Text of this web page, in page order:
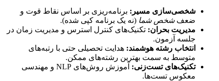
شخصی‌سازی مسیر: برنامه‌ریزی بر اساس نقاط قوت و
ضعفشخص شما (نه یک برنامه کپی شده).
مدیریت بحران: تکنیک‌های کنترل استرس و مدیریت زمان در
جلسه آزمون.
انتخاب رشته هوشمند: هدایت تحصیلی حتی با رتبه‌های
متوسط به سمت بهترین رشته‌های ممکن.
تکنیک‌های تست‌زنی:
آموزش روش‌های NLP و مهندسی
معکوس تست‌ها.